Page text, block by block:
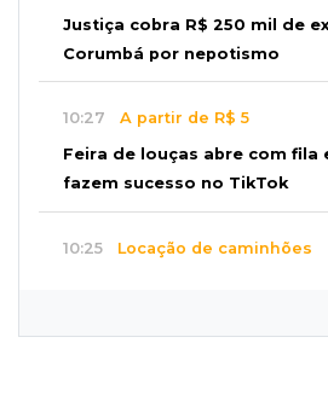
Justiça cobra R$ 250 mil de
Corumbá por nepotismo
10:27 A partir de R$ 5
Feira de louças abre com fila
fazem sucesso no TikTok
10:25 Locação de caminhões